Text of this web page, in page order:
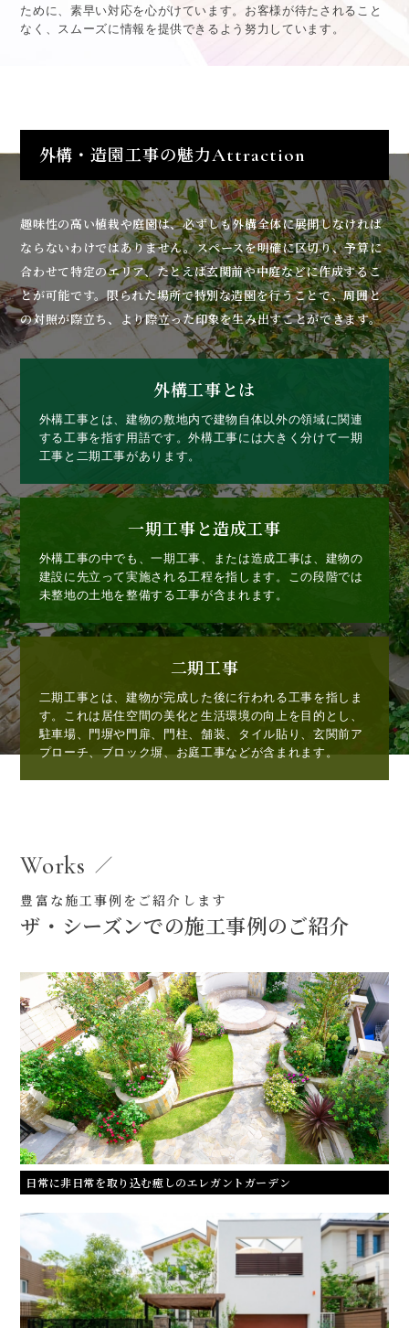
ために、素早い対応を心がけています。お客様が待たされること
なく、スムーズに情報を提供できるよう努力しています。
外構・造園工事の魅力Attraction
趣味性の高い植栽や庭園は、必ずしも外構全体に展開しなければ
ならないわけではありません。スペースを明確に区切り、予算に
合わせて特定のエリア、たとえば玄関前や中庭などに作成するこ
とが可能です。限られた場所で特別な造園を行うことで、周囲と
の対照が際立ち、より際立った印象を生み出すことができます。
外構工事とは
外構工事とは、建物の敷地内で建物自体以外の領域に関連
する工事を指す用語です。外構工事には大きく分けて一期
工事と二期工事があります。
一期工事と造成工事
外構工事の中でも、一期工事、または造成工事は、建物の
建設に先立って実施される工程を指します。この段階では
未整地の土地を整備する工事が含まれます。
二期工事
二期工事とは、建物が完成した後に行われる工事を指しま
す。これは居住空間の美化と生活環境の向上を目的とし、
駐車場、門塀や門扉、門柱、舗装、タイル貼り、玄関前ア
プローチ、ブロック塀、お庭工事などが含まれます。
Works
豊富な施工事例をご紹介します
ザ・シーズンでの施工事例のご紹介
日常に非日常を取り込む癒しのエレガントガーデン